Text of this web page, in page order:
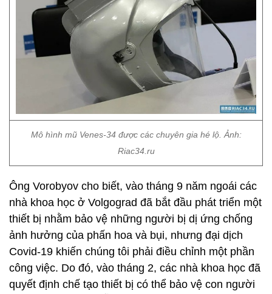
Mô hình mũ Venes-34 được các chuyên gia hé lộ. Ảnh:
Riac34.ru
Ông Vorobyov cho biết, vào tháng 9 năm ngoái các
nhà khoa học ở Volgograd đã bắt đầu phát triển một
thiết bị nhằm bảo vệ những người bị dị ứng chống
ảnh hưởng của phấn hoa và bụi, nhưng đại dịch
Covid-19 khiến chúng tôi phải điều chỉnh một phần
công việc. Do đó, vào tháng 2, các nhà khoa học đã
quyết định chế tạo thiết bị có thể bảo vệ con người